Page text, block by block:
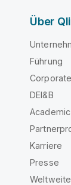
Über
Führung
DEI&B
Karriere
Presse